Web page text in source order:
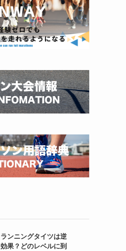
ランニングタイツは逆
効果？どのレベルに到